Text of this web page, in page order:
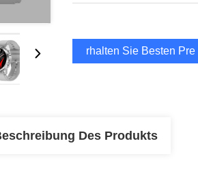
Erhalten Sie Besten Preis
Des Produkts